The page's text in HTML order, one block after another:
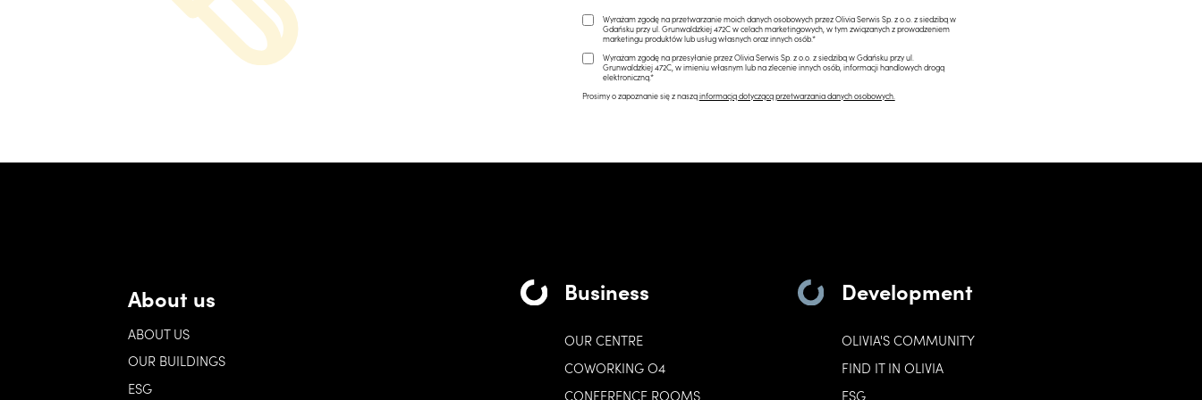
Wyrażam zgodę na przetwarzanie moich danych osobowych przez Olivia Serwis Sp. z o.o. z siedzibą w
Gdańsku przy ul. Grunwaldzkiej 472C w celach marketingowych, w tym związanych z prowadzeniem
marketingu produktów lub usług własnych oraz innych osób.*
Wyrażam zgodę na przesyłanie przez Olivia Serwis Sp. z o.o. z siedzibą w Gdańsku przy ul.
Grunwaldzkiej 472C, w imieniu własnym lub na zlecenie innych osób, informacji handlowych drogą
elektroniczną.*
Prosimy o zapoznanie się z nasząinformacją dotyczącą przetwarzania danych osobowych.
About us
ABOUT US
OUR BUILDINGS
ESG
Business
OUR CENTRE
COWORKING O4
CONFERENCE ROOMS
Development
OLIVIA'S COMMUNITY
FIND IT IN OLIVIA
ESG